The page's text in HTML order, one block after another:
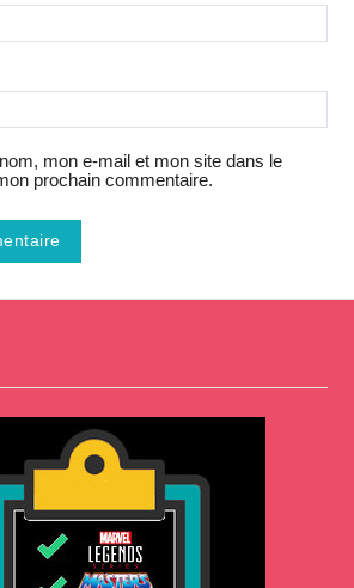
mon e-mail et mon site dans le
prochain commentaire.